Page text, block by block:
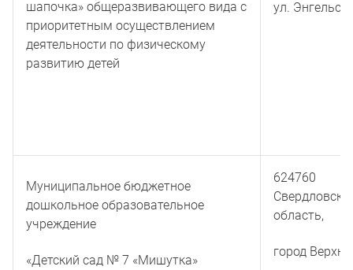
шапочка» общеразвивающего вида с
приоритетным осуществлением
деятельности по физическому
развитию детей
ул. Энгельса
Муниципальное бюджетное
дошкольное образовательное
учреждение
«Детский сад № 7 «Мишутка»
624760
область,
город